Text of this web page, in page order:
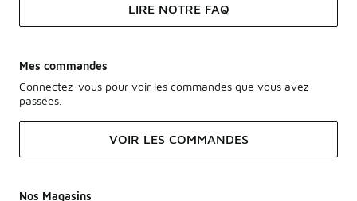
LIRE NOTRE FAQ
Mes commandes
Connectez-vous pour voir les commandes que vous avez
passées.
VOIR LES COMMANDES
Nos Magasins